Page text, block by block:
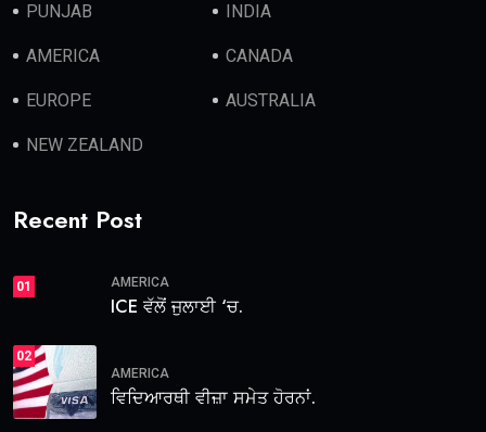
PUNJAB INDIA
AMERICA CANADA
EUROPE AUSTRALIA
NEW ZEALAND
Recent Post
01 AMERICA
ICE ਵੱਲੋਂ ਜੁਲਾਈ ‘ਚ.
02
AMERICA
ਵਿਦਿਆਰਥੀ ਵੀਜ਼ਾ ਸਮੇਤ ਹੋਰਨਾਂ.